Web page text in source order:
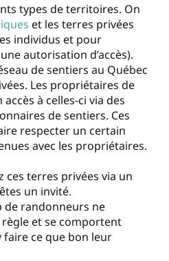
types de territoires. On
et les terres privées
individus et pour
autorisation d’accès).
de sentiers au Québec
Les propriétaires de
à celles-ci via des
de sentiers. Ces
respecter un certain
avec les propriétaires.
ces terres privées via un
un invité.
randonneurs ne
et se comportent
faire ce que bon leur